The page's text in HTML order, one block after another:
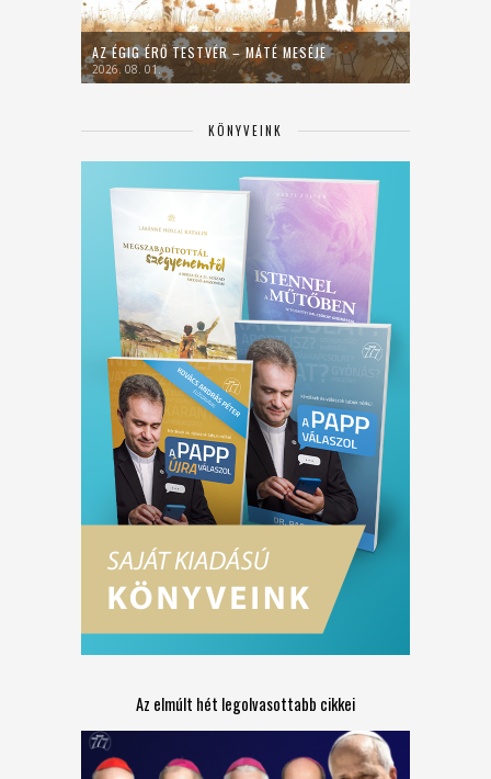
AZ ÉGIG ÉRŐ TESTVÉR – MÁTÉ MESÉJE
2026. 08. 01.
KÖNYVEINK
Az elmúlt hét legolvasottabb cikkei